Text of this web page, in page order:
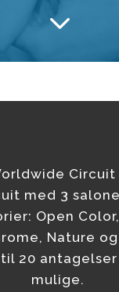
3
Circuit
med 3
Open
Nature
20
mulige.